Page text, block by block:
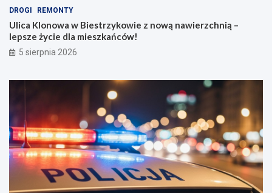
DROGI REMONTY
Ulica Klonowa w Biestrzykowie z nową nawierzchnią –
lepsze życie dla mieszkańców!
5 sierpnia 2026